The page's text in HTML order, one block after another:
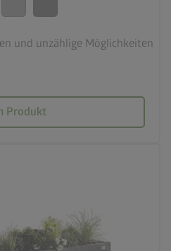
und unzählige Möglichkeiten
Produkt